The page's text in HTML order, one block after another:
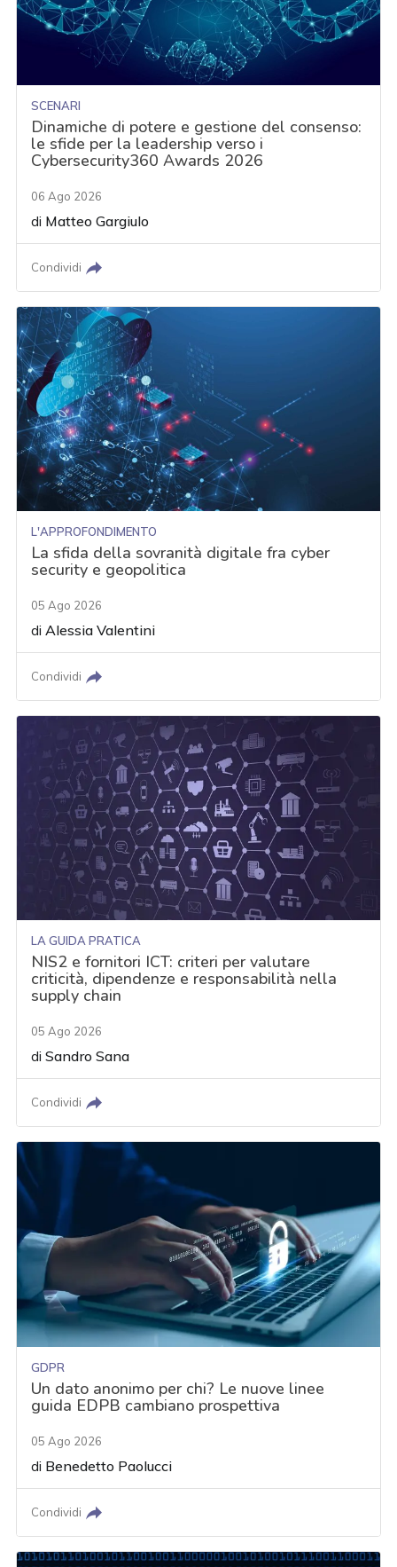
SCENARI
Dinamiche di potere e gestione del consenso:
le sfide per la leadership verso i
Cybersecurity360 Awards 2026
06 Ago 2026
di Matteo Gargiulo
Condividi
L'APPROFONDIMENTO
La sfida della sovranità digitale fra cyber
security e geopolitica
05 Ago 2026
diAlessia Valentini
Condividi
LA GUIDA PRATICA
NIS2 e fornitori ICT: criteri per valutare
criticità, dipendenze e responsabilità nella
supply chain
05 Ago 2026
diSandro Sana
Condividi
GDPR
Un dato anonimo per chi? Le nuove linee
guida EDPB cambiano prospettiva
05 Ago 2026
di Benedetto Paolucci
Condividi